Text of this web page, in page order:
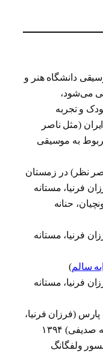
دانشگاه هنر و
می‌شود،
و تجربه
(مثل ناصر
به موسیقی
نظر) در زمستان
فرزان فرنیا، مستانه
حنانه
فرنیا، مستانه
سالم)
فرنیا، مستانه
(فرزان فرنیا،
۱۳۹۴
ولفگانگ